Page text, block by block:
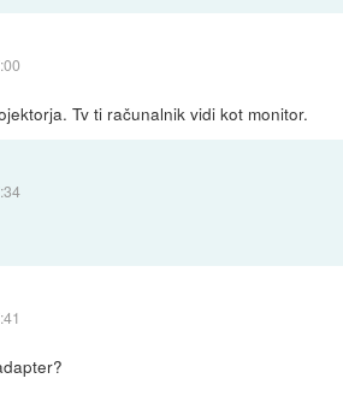
Tv ti računalnik vidi kot monitor.